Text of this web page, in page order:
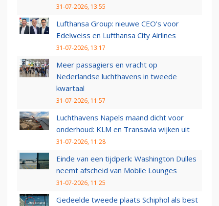
31-07-2026, 13:55
Lufthansa Group: nieuwe CEO’s voor
Edelweiss en Lufthansa City Airlines
31-07-2026, 13:17
Meer passagiers en vracht op
Nederlandse luchthavens in tweede
kwartaal
31-07-2026, 11:57
Luchthavens Napels maand dicht voor
onderhoud: KLM en Transavia wijken uit
31-07-2026, 11:28
Einde van een tijdperk: Washington Dulles
neemt afscheid van Mobile Lounges
31-07-2026, 11:25
Gedeelde tweede plaats Schiphol als best